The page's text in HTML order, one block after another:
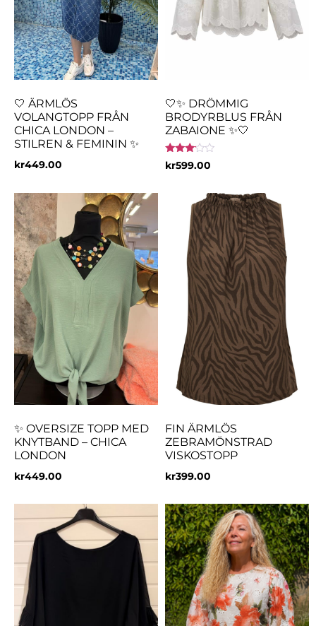
🤍 ÄRMLÖS
VOLANGTOPP FRÅN
CHICA LONDON –
STILREN & FEMININ ✨
kr449.00
🤍✨ DRÖMMIG
BRODYRBLUS FRÅN
ZABAIONE ✨🤍
Betygsatt
3.00
kr599.00
✨ OVERSIZE TOPP MED
KNYTBAND – CHICA
LONDON
kr449.00
FIN ÄRMLÖS
ZEBRAMÖNSTRAD
VISKOSTOPP
kr399.00